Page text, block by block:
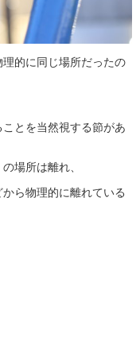
的に同じ場所だったの
とを当然視する節があ
場所は離れ、
ら物理的に離れている